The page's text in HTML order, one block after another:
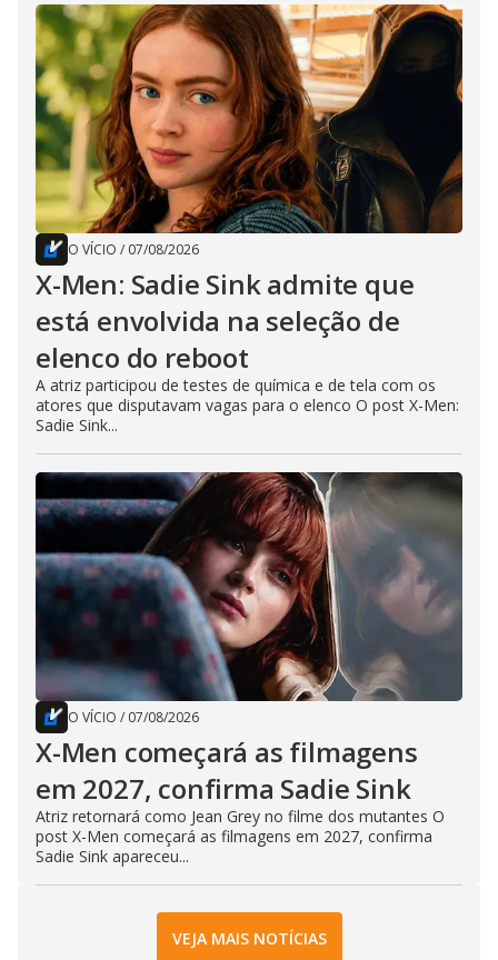
O VÍCIO / 07/08/2026
X-Men: Sadie Sink admite que
está envolvida na seleção de
elenco do reboot
A atriz participou de testes de química e de tela com os
atores que disputavam vagas para o elenco O post X-Men:
Sadie Sink...
O VÍCIO / 07/08/2026
X-Men começará as filmagens
em 2027, confirma Sadie Sink
Atriz retornará como Jean Grey no filme dos mutantes O
post X-Men começará as filmagens em 2027, confirma
Sadie Sink apareceu...
VEJA MAIS NOTÍCIAS